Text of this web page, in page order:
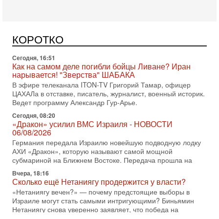
КОРОТКО
ЦАХАЛа в отставке, писатель, журналист, военный историк.
Ведет программу Александр Гур-Арье.
Сегодня, 08:20
«Дракон» усилил ВМС Израиля - НОВОСТИ
06/08/2026
Германия передала Израилю новейшую подводную лодку
АХИ «Дракон», которую называют самой мощной
субмариной на Ближнем Востоке. Передача прошла на
Вчера, 18:16
Сколько ещё Нетаниягу продержится у власти?
«Нетаниягу вечен?» — почему предстоящие выборы в
Израиле могут стать самыми интригующими? Биньямин
Нетаниягу снова уверенно заявляет, что победа на
Вчера, 08:51
Трамп пригрозил Ирану ударом - НОВОСТИ
05/08/2026
Президент США Дональд Трамп сегодня заявил, что
Ормузский пролив может быть открыт «очень скоро». По
его словам, если этого не произойдет, Иран ждет